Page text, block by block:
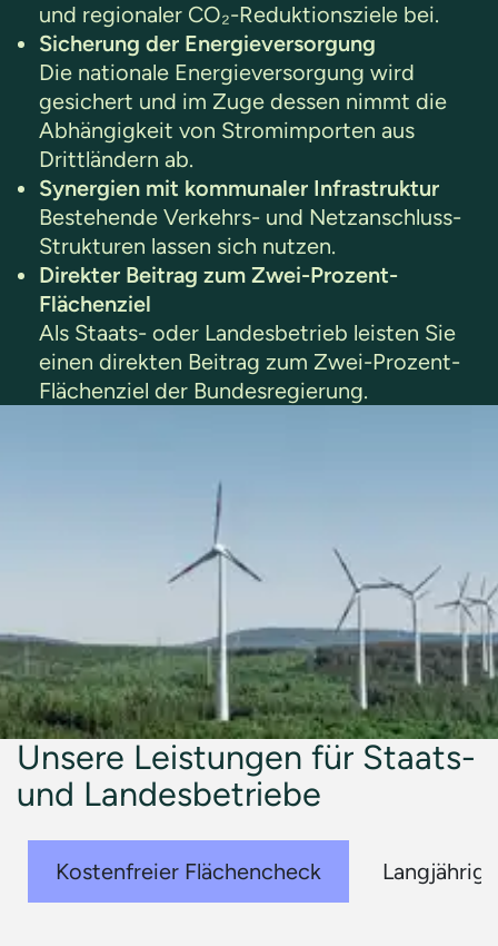
und regionaler CO₂-Reduktionsziele bei.
Sicherung der Energieversorgung
Die nationale Energieversorgung wird
gesichert und im Zuge dessen nimmt die
Abhängigkeit von Stromimporten aus
Drittländern ab.
Synergien mit kommunaler Infrastruktur
Bestehende Verkehrs- und Netzanschluss-
Strukturen lassen sich nutzen.
Direkter Beitrag zum Zwei-Prozent-
Flächenziel
Als Staats- oder Landesbetrieb leisten Sie
einen direkten Beitrag zum Zwei-Prozent-
Flächenziel der Bundesregierung.
Unsere Leistungen für Staats-
und Landesbetriebe
Kostenfreier Flächencheck